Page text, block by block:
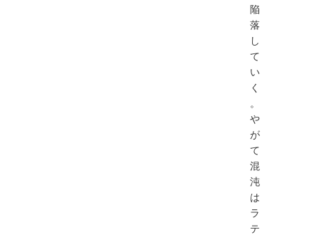
陥
落
し
て
い
く
。
や
が
て
混
沌
は
ラ
テ